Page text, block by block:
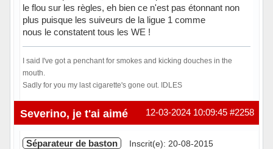
le flou sur les règles, eh bien ce n'est pas étonnant non
plus puisque les suiveurs de la ligue 1 comme
nous le constatent tous les WE !
I said I've got a penchant for smokes and kicking douches in the
mouth.
Sadly for you my last cigarette's gone out. IDLES
Hors ligne #2258
12-03-2024 10:09:45
Severino, je t'ai aimé
Séparateur de baston
Inscrit(e): 20-08-2015